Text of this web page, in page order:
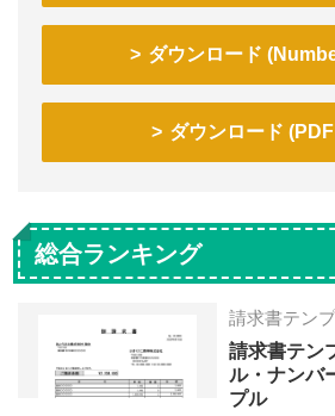
ダウンロード
ダウンロード
総合ランキング
請求書テン
請求書テン
ル・ナンバ
プル